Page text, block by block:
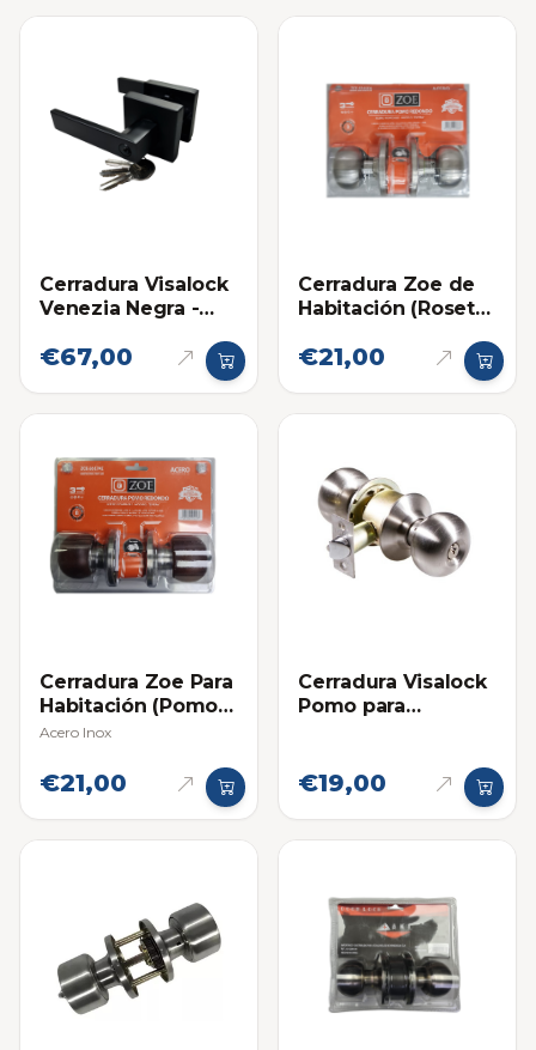
Cerradura Visalock
Venezia Negra -
€67,00
Cerradura Zoe de
Habitación (Roseta
€21,00
Cerradura Zoe Para
Habitación (Pomo
Madera)
Acero Inox
€21,00
Cerradura Visalock
Pomo para
€19,00